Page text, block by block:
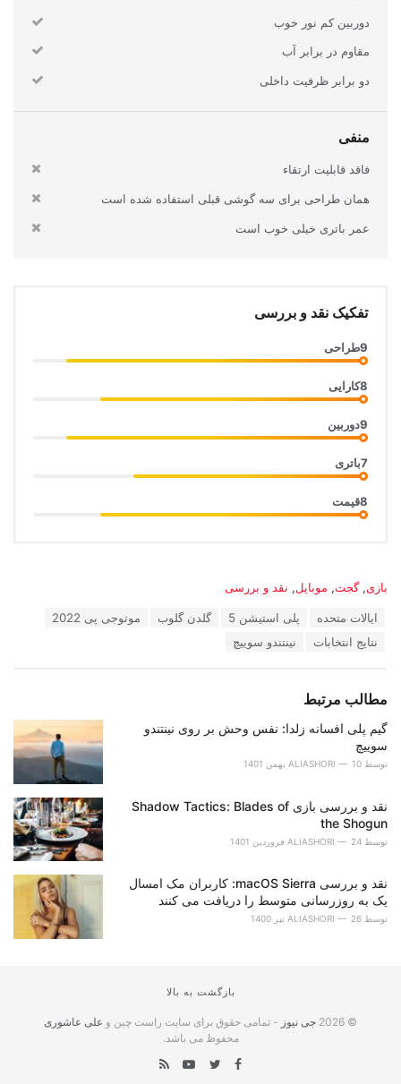
دوربین کم نور خوب
مقاوم در برابر آب
دو برابر ظرفیت داخلی
منفی
فاقد قابلیت ارتقاء
همان طراحی برای سه گوشی قبلی استفاده شده است
عمر باتری خیلی خوب است
تفکیک نقد و بررسی
طراحی9
کارایی8
دوربین9
باتری7
قیمت8
دسته‌ها:
بازی,گجت, موبایل, نقد و بررسی
برچسب:
ایالات متحده پلی استیشن 5 گلدن گلوب
موتوجی پی 2022
نتایج انتخابات
نینتندو سوییچ
مطالب مرتبط
گیم پلی افسانه زلدا: نفس وحش بر روی نینتندو
سوییچ
توسط ALIASHORI 10 بهمن 1401
نقد و بررسی بازی Shadow Tactics: Blades of
the Shogun
توسط ALIASHORI 24 فروردین 1401
نقد و بررسی macOS Sierra: کاربران مک امسال
یک به روزرسانی متوسط را دریافت می کنند
توسط ALIASHORI 26 تیر 1400
بازگشت به بالا
© 2026 جی نیوز - تمامی حقوق برای سایت راست چین و علی عاشوری
محفوظ می باشد.